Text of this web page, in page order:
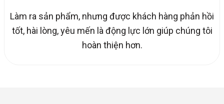
Làm ra sản phẩm, nhưng được khách hàng phản hồi
tốt, hài lòng, yêu mến là động lực lớn giúp chúng tôi
hoàn thiện hơn.